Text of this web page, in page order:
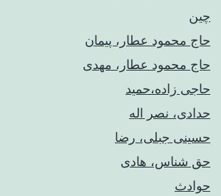
چین
حاج محمود عطار، پیمان
حاج محمود عطار، مهدی
حاجی زاده،حمید
حدادی، نصر اله
حسینی جبلی، رضا
حق شناس، هادی
حوادث